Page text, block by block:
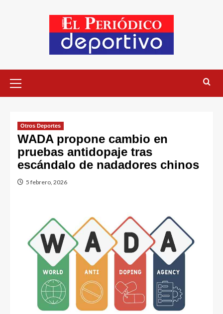
Otros Deportes
WADA propone cambio en
pruebas antidopaje tras
escándalo de nadadores chinos
5 febrero, 2026